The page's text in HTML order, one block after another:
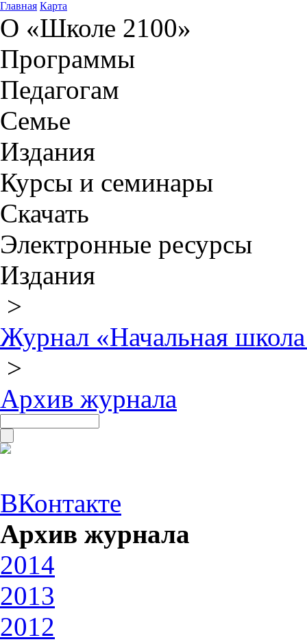
Главная Карта
О «Школе 2100»
Программы
Педагогам
Семье
Издания
Курсы и семинары
Скачать
Электронные ресурсы
Издания
>
Журнал «Начальная
>
Архив журнала
ВКонтакте
Архив журнала
2014
2013
2012